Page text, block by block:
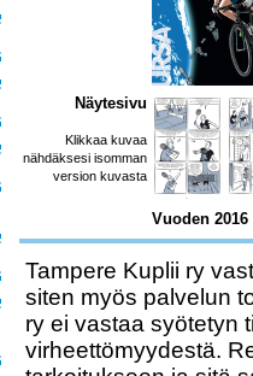
Näytesivu
Klikkaa kuvaa
nähdäksesi isomman
version kuvasta
Vuoden
Tampere Kuplii ry
siten myös palvelun
ry ei vastaa syötetyn
virheettömyydestä.